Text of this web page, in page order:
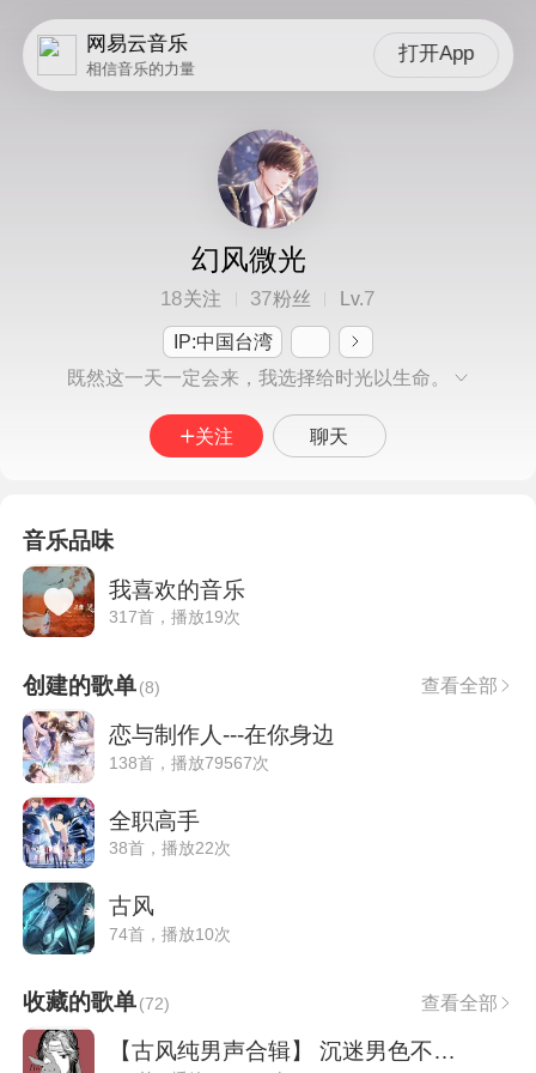
网易云音乐
相信音乐的力量
打开App
幻风微光
18关注 37粉丝 Lv.7
IP:中国台湾
既然这一天一定会来，我选择给时光以生命。
关注 聊天
音乐品味
我喜欢的音乐
317首，播放19次
创建的歌单(8) 查看全部
恋与制作人---在你身边
138首，播放79567次
全职高手
38首，播放22次
古风
74首，播放10次
收藏的歌单(72) 查看全部
【古风纯男声合辑】 沉迷男色不可自拔